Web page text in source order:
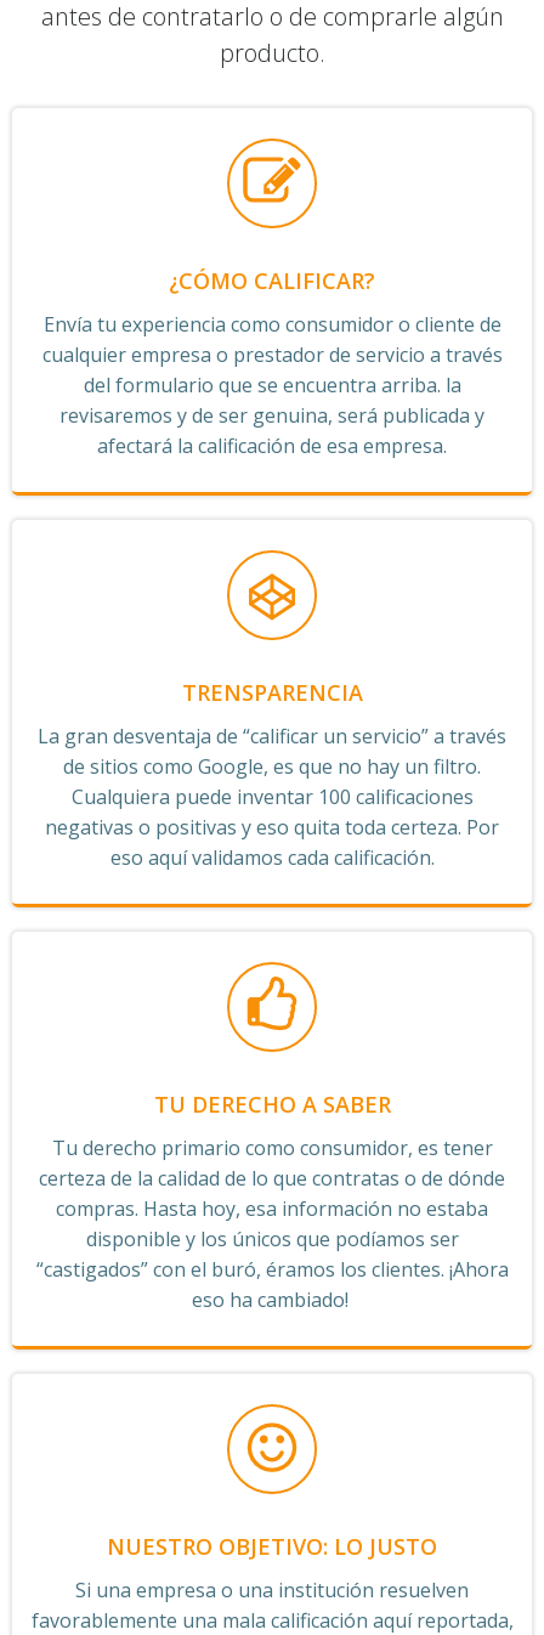
antes de contratarlo o de comprarle algún
producto.
¿CÓMO CALIFICAR?
Envía tu experiencia como consumidor o cliente de
cualquier empresa o prestador de servicio a través
del formulario que se encuentra arriba. la
revisaremos y de ser genuina, será publicada y
afectará la calificación de esa empresa.
TRENSPARENCIA
La gran desventaja de “calificar un servicio” a través
de sitios como Google, es que no hay un filtro.
Cualquiera puede inventar 100 calificaciones
negativas o positivas y eso quita toda certeza. Por
eso aquí validamos cada calificación.
TU DERECHO A SABER
Tu derecho primario como consumidor, es tener
certeza de la calidad de lo que contratas o de dónde
compras. Hasta hoy, esa información no estaba
disponible y los únicos que podíamos ser
“castigados” con el buró, éramos los clientes. ¡Ahora
eso ha cambiado!
NUESTRO OBJETIVO: LO JUSTO
Si una empresa o una institución resuelven
favorablemente una mala calificación aquí reportada,